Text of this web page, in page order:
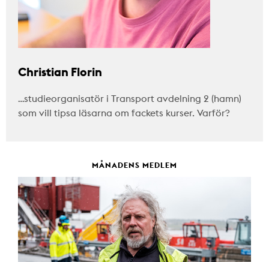
Christian Florin
…studieorganisatör i Transport avdelning 2 (hamn)
som vill tipsa läsarna om fackets kurser. Varför?
MÅNADENS MEDLEM